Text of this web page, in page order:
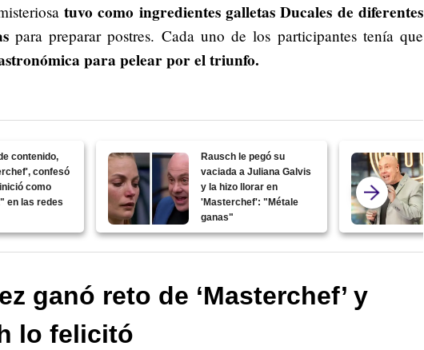
tuvo como ingredientes galletas Ducales de diferentes
para preparar postres. Cada uno de los participantes tenía que
para pelear por el triunfo.
contenido,
confesó
como
en las redes
Rausch le pegó su
vaciada a Juliana Galvis
y la hizo llorar en
'Masterchef': "Métale
ganas"
ganó reto de ‘Masterchef’ y
lo felicitó